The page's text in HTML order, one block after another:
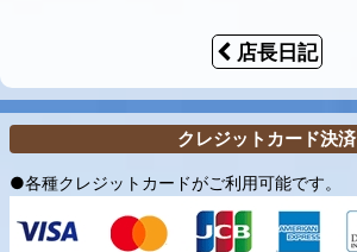
店長日記
クレジットカード決済
●各種クレジットカードがご利用可能です。